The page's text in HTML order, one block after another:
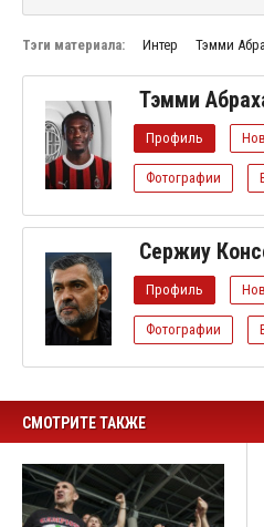
Тэги материала: Интер Тэмми
Тэмми
Профиль
Фотографии
Сержиу
Профиль
Фотографии
СМОТРИТЕ ТАКЖЕ